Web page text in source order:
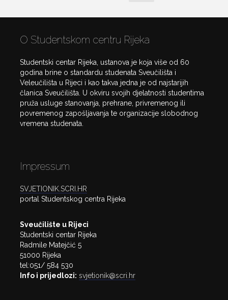
O Studentskom centru Rijeka
Studentski centar Rijeka, ustanova je koja više od 60
godina brine o standardu studenata Sveučilišta i
Veleučilišta u Rijeci i kao takva jedna je od najstarijih
članica Sveučilišta. U okviru svojih djelatnosti studentima
pruža usluge stanovanja, prehrane, privremenog ili
povremenog zapošljavanja te organizacije slobodnog
vremena studenata.
Impressum
SVJETIONIK.SCRI.HR
portal Studentskog centra Rijeka
Sveučilište u Rijeci
Studentski centar Rijeka
Radmile Matejčić 5
51000 Rijeka
tel:051/ 584 530
Info i prijedlozi: svjetionik@scri.hr